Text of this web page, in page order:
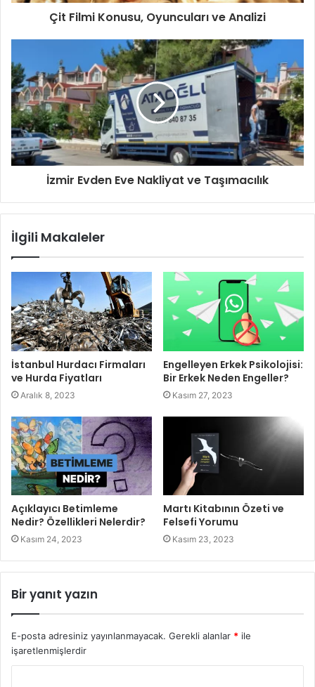
Çit Filmi Konusu, Oyuncuları ve Analizi
İzmir Evden Eve Nakliyat ve Taşımacılık
İlgili Makaleler
İstanbul Hurdacı Firmaları
ve Hurda Fiyatları
Aralık 8, 2023
Engelleyen Erkek Psikolojisi:
Bir Erkek Neden Engeller?
Kasım 27, 2023
Açıklayıcı Betimleme
Nedir? Özellikleri Nelerdir?
Kasım 24, 2023
Martı Kitabının Özeti ve
Felsefi Yorumu
Kasım 23, 2023
Bir yanıt yazın
E-posta adresiniz yayınlanmayacak. Gerekli alanlar * ile
işaretlenmişlerdir